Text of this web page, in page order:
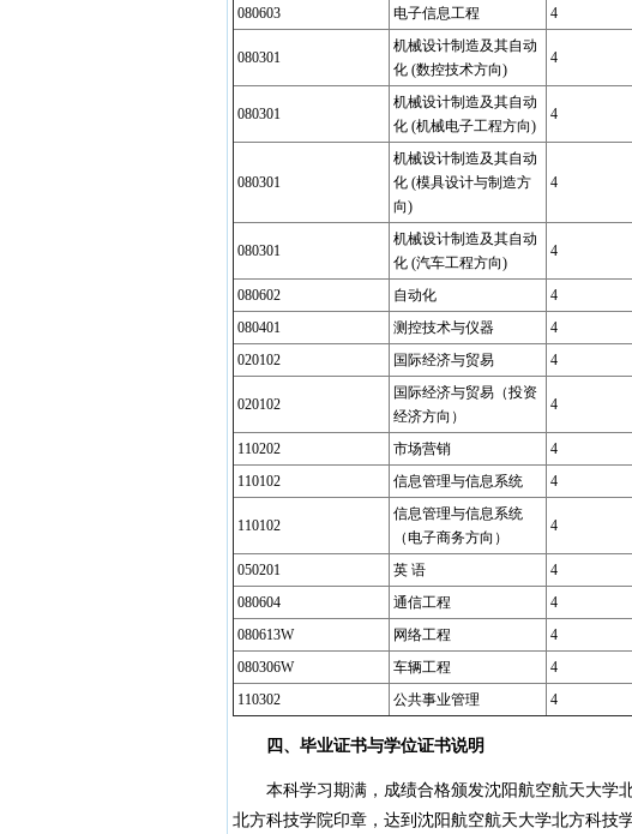
080603
电子信息工程 4
080301
机械设计制造及其自动
化 (数控技术方向)
4
080301
机械设计制造及其自动
化 (机械电子工程方向)
4
080301
机械设计制造及其自动
化 (模具设计与制造方
向)
4
080301
机械设计制造及其自动
化 (汽车工程方向)
4
080602 自动化 4
080401
测控技术与仪器 4
020102
国际经济与贸易 4
020102
国际经济与贸易（投资
经济方向）
4
110202 市场营销 4
110102
信息管理与信息系统 4
110102
信息管理与信息系统
（电子商务方向）
4
050201 英 语 4
080604
通信工程 4
080613W
网络工程 4
080306W
车辆工程 4
110302
公共事业管理 4
四、毕业证书与学位证书说明
本科学习期满，成绩合格颁发沈阳航空航天大学
北方科技学院印章，达到沈阳航空航天大学北方科技